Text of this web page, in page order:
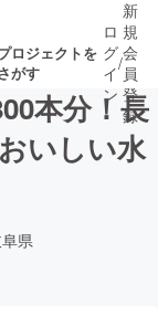
ロジェクトを
がす
いプ
ロ
グ
イ
ン
/
新
規
会
員
登
録
本分！長
いしい水
県